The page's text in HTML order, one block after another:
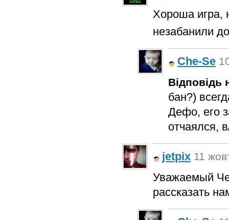
Хороша игра,
незабанили
Che-Se
Відповідь
бан?)
Дефо, его
отчаялся,
jetpix 11
Уважаемый
рассказать